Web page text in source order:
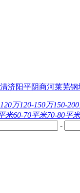
济阳平阴商河莱芜钢
万120-150万150-
米60-70平米70-80平米
-